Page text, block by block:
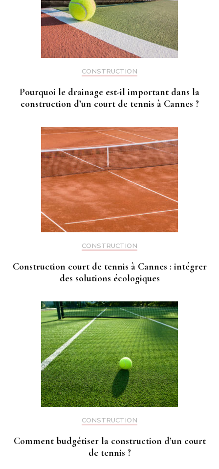
CONSTRUCTION
Pourquoi le drainage est-il important dans la
construction d’un court de tennis à Cannes ?
CONSTRUCTION
Construction court de tennis à Cannes : intégrer
des solutions écologiques
CONSTRUCTION
Comment budgétiser la construction d’un court
de tennis ?